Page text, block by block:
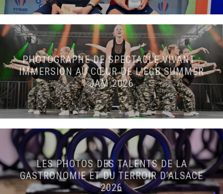
PHOTOGRAPHE DE SPECTACLE VIVANT :
IMMERSION AU CŒUR DE L’ECB SUMMER
JAM 2026
LES PHOTOS DES TALENTS DE LA
GASTRONOMIE ET DU TERROIR D’ALSACE
2026